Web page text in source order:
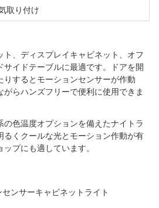
取り付け
ト、ディスプレイキャビネット、オフ
サイドテーブルに最適です。ドアを開
りするとモーションセンサーが作動
がらハンズフリーで便利に使用できま
の色温度オプションを備えたナイトラ
るくクールな光とモーション作動が有
プにも適しています。
ンサーキャビネットライト